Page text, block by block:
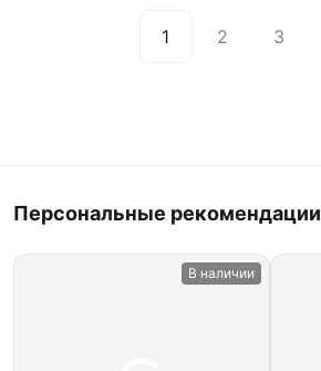
1 2 3
Персональные рекомендации
В наличии